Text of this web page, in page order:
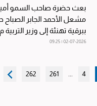
بعث حضرة صاحب السمو أمير
مشعل الأحمد الجابر الصباح
ببرقية تهنئة إلى وزير
الطبطبائي عبر...
02-07-2026 | 09:25
4
261
262